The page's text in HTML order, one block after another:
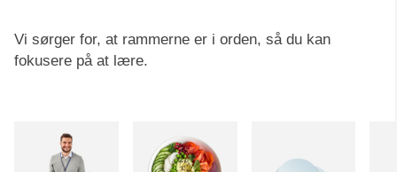
Vi sørger for, at rammerne er i orden, så du kan
fokusere på at lære.